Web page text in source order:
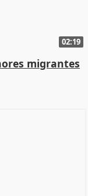
02:19
migrantes